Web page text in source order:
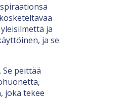
ja
ja se
peittää
joka tekee